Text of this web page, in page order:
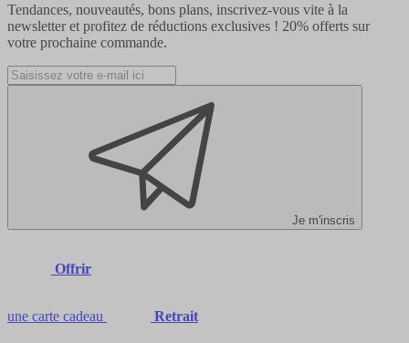
Tendances, nouveautés, bons plans, inscrivez-vous vite à la
newsletter et profitez de réductions exclusives ! 20% offerts sur
votre prochaine commande.
Je m'inscris
Offrir
une carte cadeau Retrait